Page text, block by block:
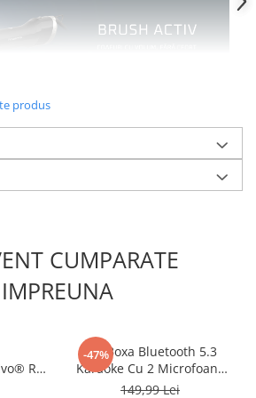
produs
CUMPARATE
IMPREUNA
RC
-47%
Set Boxa Bluetooth 5.3
Karaoke Cu 2 Microfoane
Wireless, Pentru Adulti si
149,99 Lei